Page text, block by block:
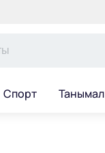
Спорт Танымал